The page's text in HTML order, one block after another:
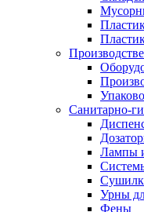
Санитарно-
Лампы
Урны
Фены